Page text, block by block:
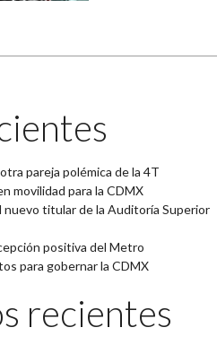
pareja polémica de la 4T
movilidad para la CDMX
nuevo titular de la Auditoría Superior
positiva del Metro
para gobernar la CDMX
recientes